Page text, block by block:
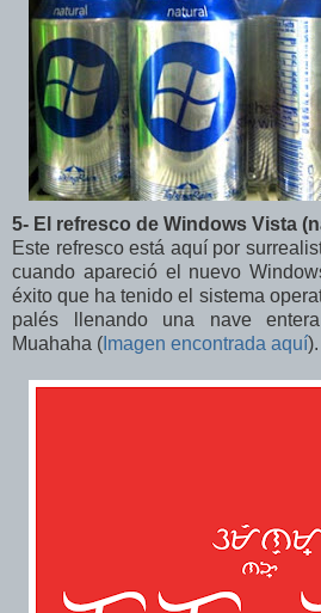
5- El refresco de Windows Vista
Este refresco está aquí por
cuando apareció el nuevo
éxito que ha tenido el sistema
palés llenando una nave
Muahaha ( Imagen encontrada aquí).